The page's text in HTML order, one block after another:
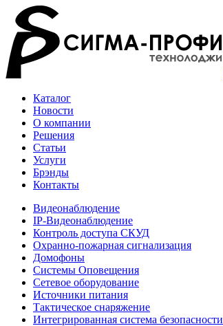
Каталог
Новости
О компании
Решения
Статьи
Услуги
Брэнды
Контакты
Видеонаблюдение
IP-Видеонаблюдение
Контроль доступа СКУД
Охранно-пожарная сигнализация
Домофоны
Системы Оповещения
Сетевое оборудование
Источники питания
Тактическое снаряжение
Интегрированная система безопасности